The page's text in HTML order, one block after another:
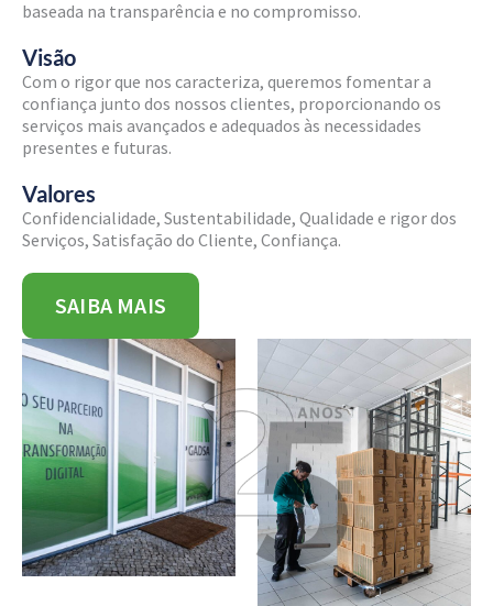
baseada na transparência e no compromisso.
Visão
Com o rigor que nos caracteriza, queremos fomentar a
confiança junto dos nossos clientes, proporcionando os
serviços mais avançados e adequados às necessidades
presentes e futuras.
Valores
Confidencialidade, Sustentabilidade, Qualidade e rigor dos
Serviços, Satisfação do Cliente, Confiança.
SAIBA MAIS